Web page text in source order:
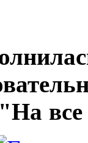
все